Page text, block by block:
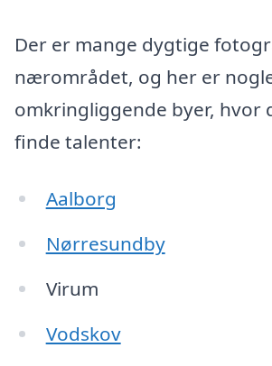
Der er mange dygtige
nærområdet, og her er
omkringliggende byer, hvor
finde talenter:
Aalborg
Nørresundby
Virum
Vodskov